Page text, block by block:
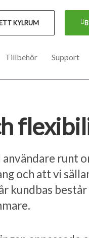
KYLRUM
Tillbehör Support
runt
och att vi
kundbas består